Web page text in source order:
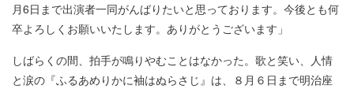
月6日まで出演者一同がんばりたいと思っております。今後とも何
卒よろしくお願いいたします。ありがとうございます」
しばらくの間、拍手が鳴りやむことはなかった。歌と笑い、人情
と涙の『ふるあめりかに袖はぬらさじ』は、８月６日まで明治座